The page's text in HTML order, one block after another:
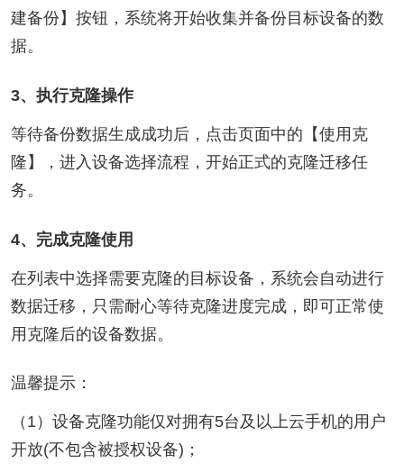
建备份】按钮，系统将开始收集并备份目标设备的数
据。
3、执行克隆操作
等待备份数据生成成功后，点击页面中的【使用克
隆】，进入设备选择流程，开始正式的克隆迁移任
务。
4、完成克隆使用
在列表中选择需要克隆的目标设备，系统会自动进行
数据迁移，只需耐心等待克隆进度完成，即可正常使
用克隆后的设备数据。
温馨提示：
（1）设备克隆功能仅对拥有5台及以上云手机的用户
开放(不包含被授权设备)；